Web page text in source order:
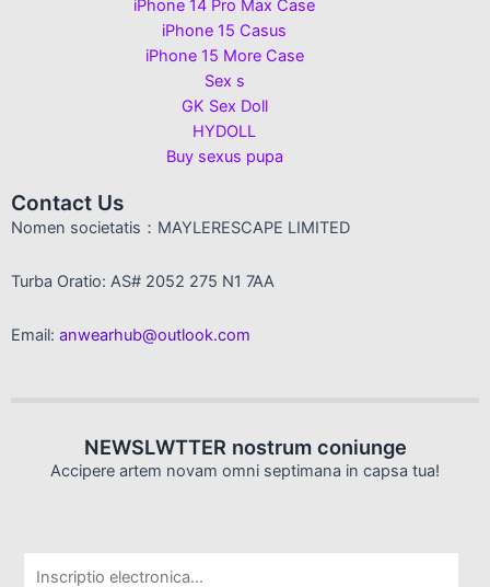
iPhone 14 Pro Max Case
iPhone 15 Casus
iPhone 15 More Case
Sex s
GK Sex Doll
HYDOLL
Buy sexus pupa
Contact Us
Nomen societatis：MAYLERESCAPE LIMITED
Turba Oratio: AS# 2052 275 N1 7AA
Email: anwearhub@outlook.com
NEWSLWTTER nostrum coniunge
Accipere artem novam omni septimana in capsa tua!